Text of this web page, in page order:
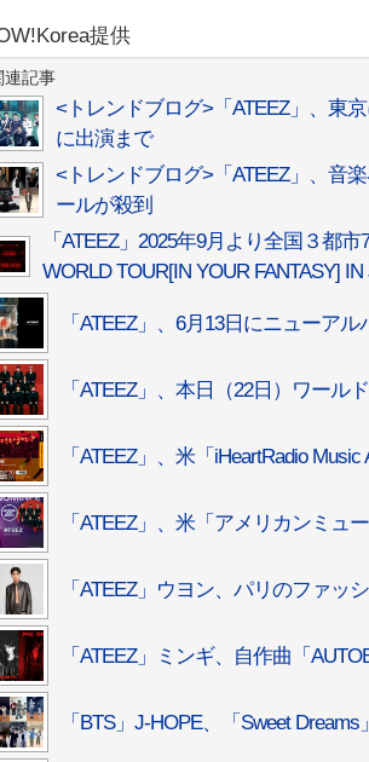
提供
連記事
<トレンドブログ>「ATEEZ」、東
に出演まで
<トレンドブログ>「ATEEZ」、音
ールが殺到
「ATEEZ」2025年9月より全国３都
WORLD TOUR[IN YOUR FANTASY] IN
「ATEEZ」、6月13日にニューア
「ATEEZ」、本日（22日）ワー
「ATEEZ」、米「iHeartRadio
「ATEEZ」、米「アメリカンミ
「ATEEZ」ウヨン、パリのファ
「ATEEZ」ミンギ、自作曲「
「BTS」J-HOPE、「Sweet